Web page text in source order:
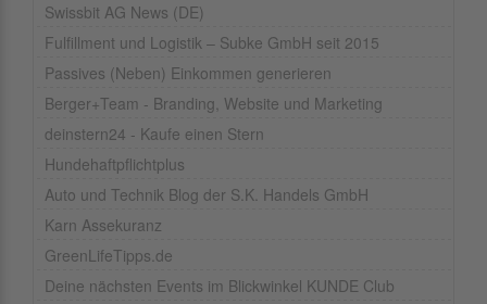
Swissbit AG News (DE)
Fulfillment und Logistik – Subke GmbH seit 2015
Passives (Neben) Einkommen generieren
Berger+Team - Branding, Website und Marketing
deinstern24 - Kaufe einen Stern
Hundehaftpflichtplus
Auto und Technik Blog der S.K. Handels GmbH
Karn Assekuranz
GreenLifeTipps.de
Deine nächsten Events im Blickwinkel KUNDE Club